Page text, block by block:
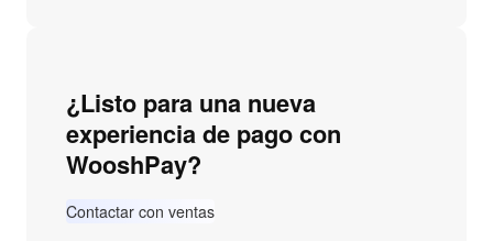
¿Listo para una nueva
experiencia de pago con
WooshPay?
Contactar con ventas